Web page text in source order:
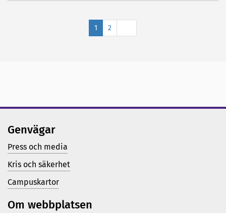
1 2
Genvägar
Press och media
Kris och säkerhet
Campuskartor
Om webbplatsen